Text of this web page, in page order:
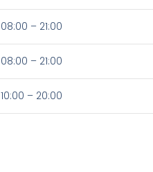
08:00 – 21:00
08:00 – 21:00
10:00 – 20:00